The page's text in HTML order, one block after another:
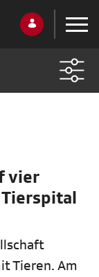
vier
Tieren. Am